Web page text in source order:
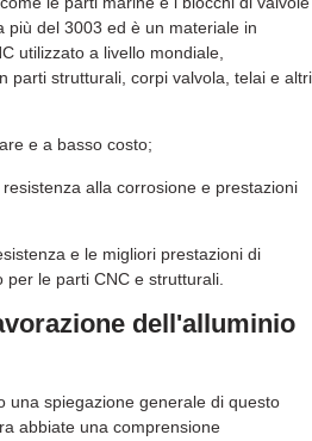
più del 3003 ed è un materiale in
utilizzato a livello mondiale,
parti strutturali, corpi valvola, telai e altri
e a basso costo;
alla corrosione e prestazioni
e le migliori prestazioni di
le parti CNC e strutturali.
dell'alluminio
una spiegazione generale di questo
abbiate una comprensione